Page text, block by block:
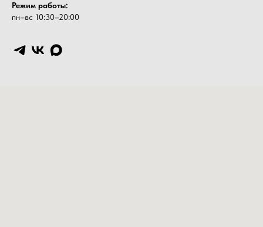
Режим работы:
пн–вс 10:30–20:00